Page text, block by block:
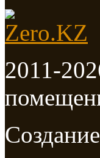
2011-